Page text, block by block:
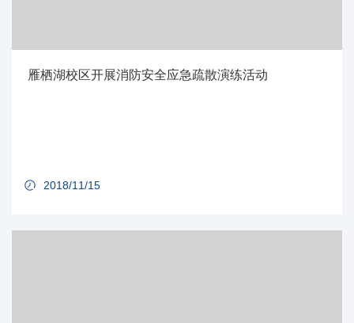
雁栖湖校区开展消防安全应急疏散演练活动
2018/11/15